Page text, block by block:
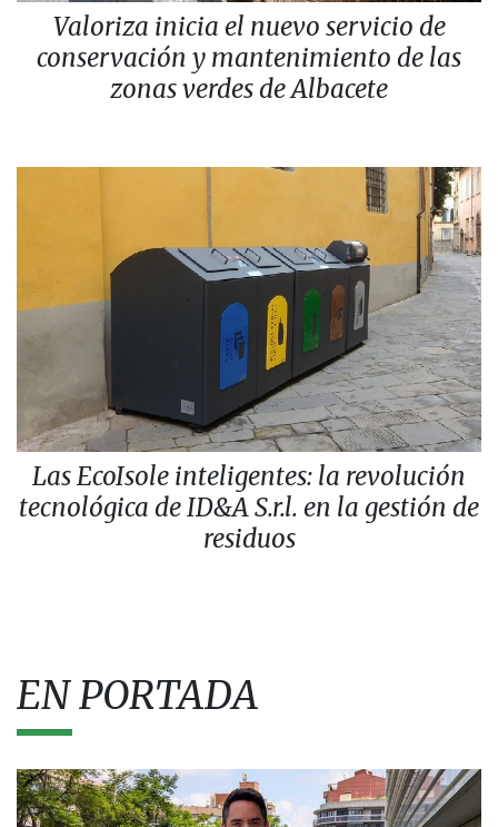
Valoriza inicia el nuevo servicio de
conservación y mantenimiento de las
zonas verdes de Albacete
Las EcoIsole inteligentes: la revolución
tecnológica de ID&A S.r.l. en la gestión de
residuos
EN PORTADA